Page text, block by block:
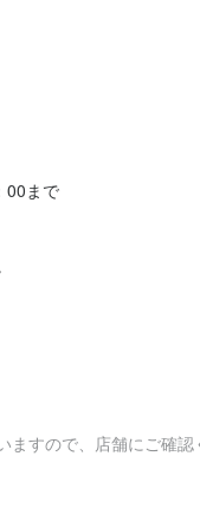
00まで
すので、店舗にご確認